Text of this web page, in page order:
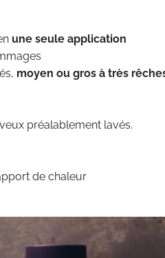
une seule application
moyen ou gros à très
préalablement lavés.
de chaleur